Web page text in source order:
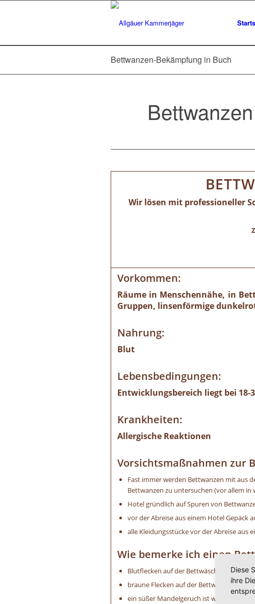
Bettwanzen-Bekämpfung in Buch
Wir lösen mit professioneller
Vorkommen:
Räume in Menschennähe, in
Gruppen, linsenförmige
Nahrung:
Blut
Lebensbedingungen:
Entwicklungsbereich liegt bei 18-
Krankheiten:
Allergische Reaktionen
Vorsichtsmaßnahmen zur
Fast immer werden Bettwanzen mit aus
Bettwanzen zu untersuchen (vor allem
Hotel gründlich auf Spuren von
vor der Abreise aus einem Hotel Gepäck
alle Kleidungsstücke vor der Abreise aus
Wie bemerke ich einen
Blutflecken auf der Bettwäsche
braune Flecken auf der Bettwäsche von
ein süßer Mandelgeruch ist wahrzunehmen
Diese
ihre